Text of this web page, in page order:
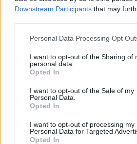
Downstream Participants that may
Personal Data Processing Opt
I want to opt-out of the Sharing of
personal data.
Opted In
I want to opt-out of the Sale of my
Personal Data.
Opted In
I want to opt-out of processing my
Personal Data for Targeted
Opted In
Alpha Bank: Για πρώτη φορά το Αρχαίο
πύλες του σε όλους
ΠΕΡΙΣΣΌΤΕΡΑ ΣΕ ΑΥΤΉ